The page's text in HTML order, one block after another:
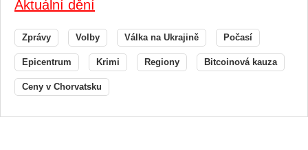
Aktuální dění
Zprávy Volby Válka na Ukrajině Počasí
Epicentrum Krimi Regiony Bitcoinová kauza
Ceny v Chorvatsku